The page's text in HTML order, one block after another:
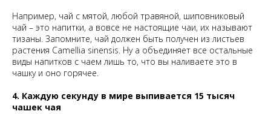
Например, чай с мятой, любой травяной, шиповниковый
чай – это напитки, а вовсе не настоящие чаи, их называют
тизаны. Запомните, чай должен быть получен из листьев
растения Camellia sinensis. Ну а объединяет все остальные
виды напитков с чаем лишь то, что вы наливаете это в
чашку и оно горячее.
4. Каждую секунду в мире выпивается 15 тысяч
чашек чая